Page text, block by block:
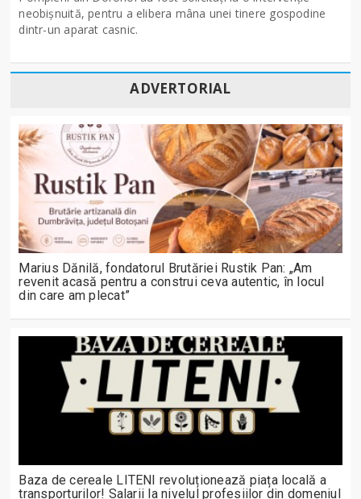
neobișnuită, pentru a elibera mâna unei tinere gospodine
dintr-un aparat casnic.
ADVERTORIAL
Marius Dănilă, fondatorul Brutăriei Rustik Pan: „Am
revenit acasă pentru a construi ceva autentic, în locul
din care am plecat”
Baza de cereale LITENI revoluționează piața locală a
transporturilor! Salarii la nivelul profesiilor din domeniul